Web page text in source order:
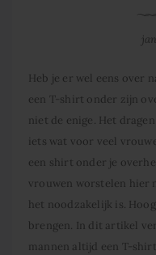
Heb je er wel eens over
een T-shirt onder zijn
niet de enige. Het
iets wat voor veel
een shirt onder je
vrouwen worstelen hier
het noodzakelijk is.
brengen. In dit artikel
mannen altijd een T-shirt